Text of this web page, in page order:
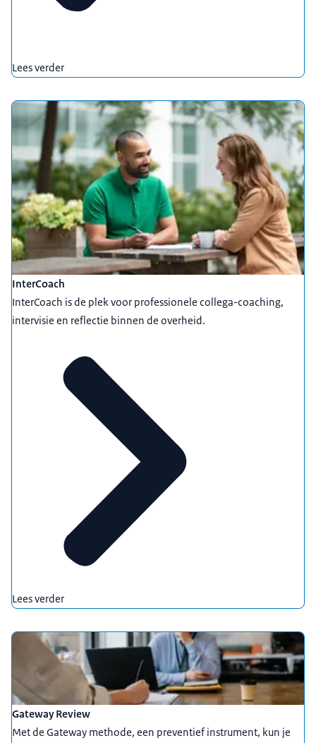
Lees verder
InterCoach
InterCoach is de plek voor professionele collega-coaching,
intervisie en reflectie binnen de overheid.
Lees verder
Gateway Review
Met de Gateway methode, een preventief instrument, kun je